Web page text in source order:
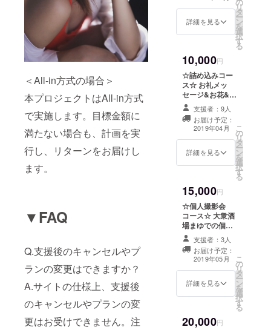
＜All-in方式の場合＞
本プロジェクトはAll-in方式
で実施します。目標金額に
満たない場合も、計画を実
行し、リターンをお届けし
ます。
▼FAQ
Q.支援後のキャンセルやプ
ランの変更はできますか？
A.サイトの仕様上、支援後
のキャンセルやプランの変
更はお受けできません。注
も？！？！！？
！
詳細を見る
リ
タ
ー
ン
を
選
択
す
る
10,000円
☆詰め込みコー
ス☆ お礼メッ
セージ&お花&
ツーショット
チェキ&一人一
人への乾杯グラ
ビア動画&オリ
ジナルTシャツ！
お得な詰め込み
※乾杯グラビア動
画でお名前を呼
ばせていただき
ます。ご希望の
ニックネームな
どをご希望され
る方は、支援時
の備考欄に記入
してください。
未記入の場合
は、登録いただ
いているご本名
いただきます。
支援者：9人
お届け予定：
2019年04月
詳細を見る
こ
の
リ
タ
ー
ン
を
選
択
す
る
15,000円
☆個人撮影会
コース☆ 大衆酒
場まゆでの個人
撮影会を開
催！！！！！ &
ドリンク一杯
サービス付き
支援者：3人
お届け予定：
2019年05月
詳細を見る
こ
の
リ
タ
ー
ン
を
選
択
す
る
20,000円